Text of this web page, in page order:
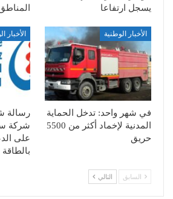
يسجل ارتفاعا
الأخبار الوطنية
في شهر واحد: تدخل الحماية
المدنية لإخماد أكثر من 5500
حريق
الأخبار
رسالة
شركة
على
بالطاقة
السابق التالي